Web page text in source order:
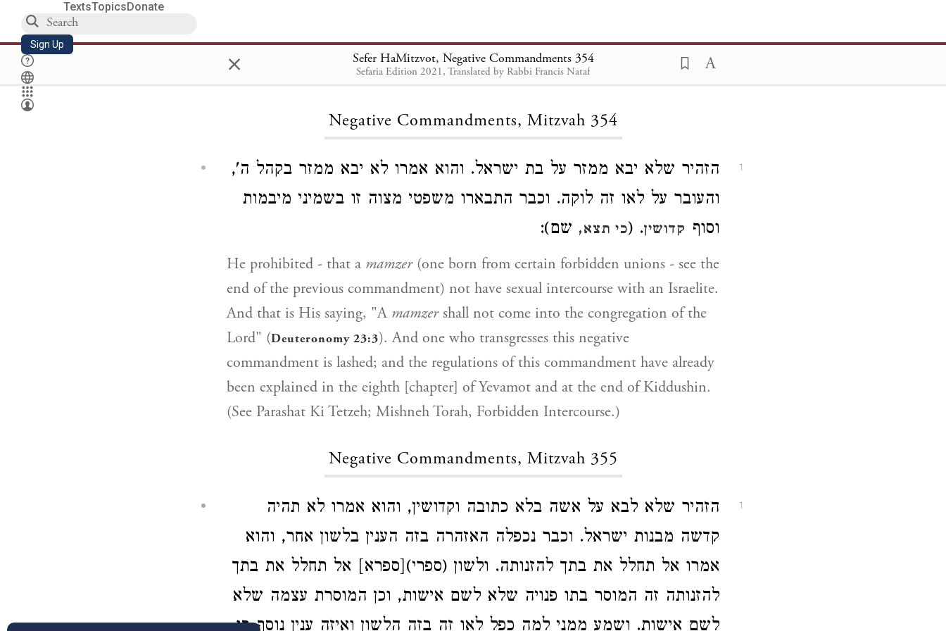
TextsTopicsDonate
Sign Up × Sefer HaMitzvot, Negative Commandments 354
Sefaria Edition 2021, Translated by Rabbi Francis Nataf
Loading...
Negative Commandments, Mitzvah 354
1
הזהיר שלא יבא ממזר על בת ישראל. והוא אמרו לא יבא ממזר בקהל ה',
והעובר על לאו זה לוקה. וכבר התבארו משפטי מצוה זו בשמיני מיבמות
וסוף קדושין. (כי תצא, שם):
He prohibited - that a mamzer(one born from certain forbidden unions - see the
end of the previous commandment) not have sexual intercourse with an Israelite.
And that is His saying, "A mamzershall not come into the congregation of the
Lord" (Deuteronomy 23:3). And one who transgresses this negative
commandment is lashed; and the regulations of this commandment have already
been explained in the eighth [chapter] of Yevamot and at the end of Kiddushin.
(See Parashat Ki Tetzeh; Mishneh Torah, Forbidden Intercourse.)
Negative Commandments, Mitzvah 355
1
הזהיר שלא לבא על אשה בלא כתובה וקדושין, והוא אמרו לא תהיה
קדשה מבנות ישראל. וכבר נכפלה האזהרה בזה הענין בלשון אחר, והוא
אמרו אל תחלל את בתך להזנותה. ולשון (ספרי)[ספרא] אל תחלל את בתך
להזנותה זה המוסר בתו פנויה שלא לשם אישות, וכן המוסרת עצמה שלא